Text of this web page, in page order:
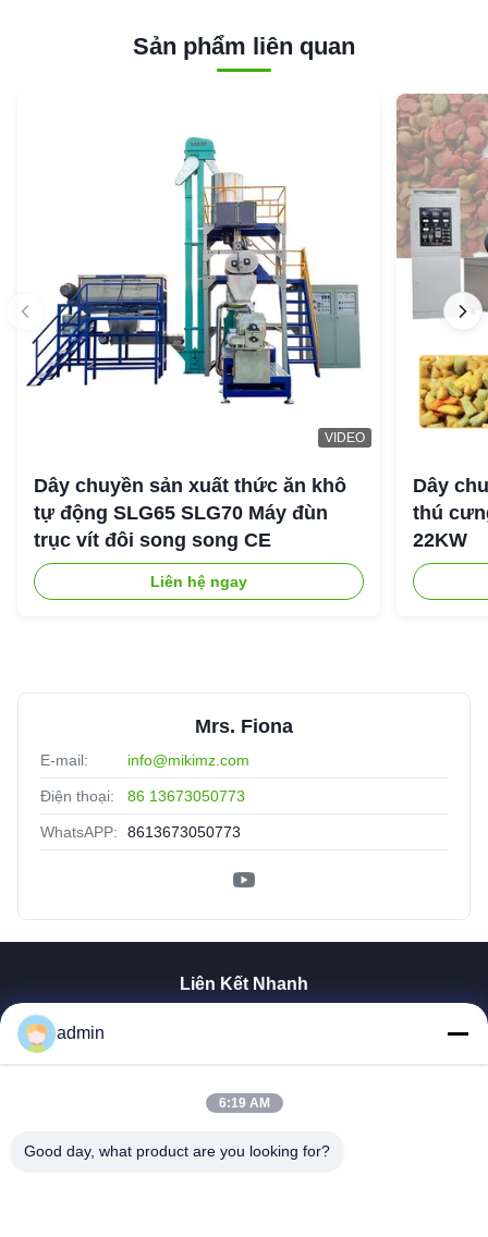
Sản phẩm liên quan
VIDEO
Dây chuyền sản xuất thức ăn khô
tự động SLG65 SLG70 Máy đùn
trục vít đôi song song CE
Liên hệ ngay
Dây
thú
22KW
Mrs. Fiona
E-mail: info@mikimz.com
Điện thoại: 86 13673050773
WhatsAPP: 8613673050773
Liên Kết Nhanh
Về Chúng Tôi
Kiểm Soát Chất Lượng
admin
6:19 AM
Good day, what product are you looking for?